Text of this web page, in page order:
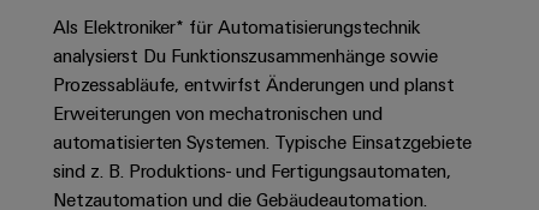
Lösungen
für
die
spezifischen
Anforderungen
der
Gebäudeinfrastruktur
Metering
Weidmüller
Configurator
Workplace
Solutions
Koppelrelais
&
Halbleiterrelais
Trennverstärker
und
Messumformer
Services
Akkreditiertes
Labor
Kataloganforderung
Management
Informationen
und
Zertifikate
Ausbildung
Duales
Studium
Schülerpraktika
Als Elektroniker* für Automatisierungstechnik
analysierst Du Funktionszusammenhänge sowie
Prozessabläufe, entwirfst Änderungen und planst
Erweiterungen von mechatronischen und
automatisierten Systemen. Typische Einsatzgebiete
sind z. B. Produktions- und Fertigungsautomaten,
Netzautomation und die Gebäudeautomation.